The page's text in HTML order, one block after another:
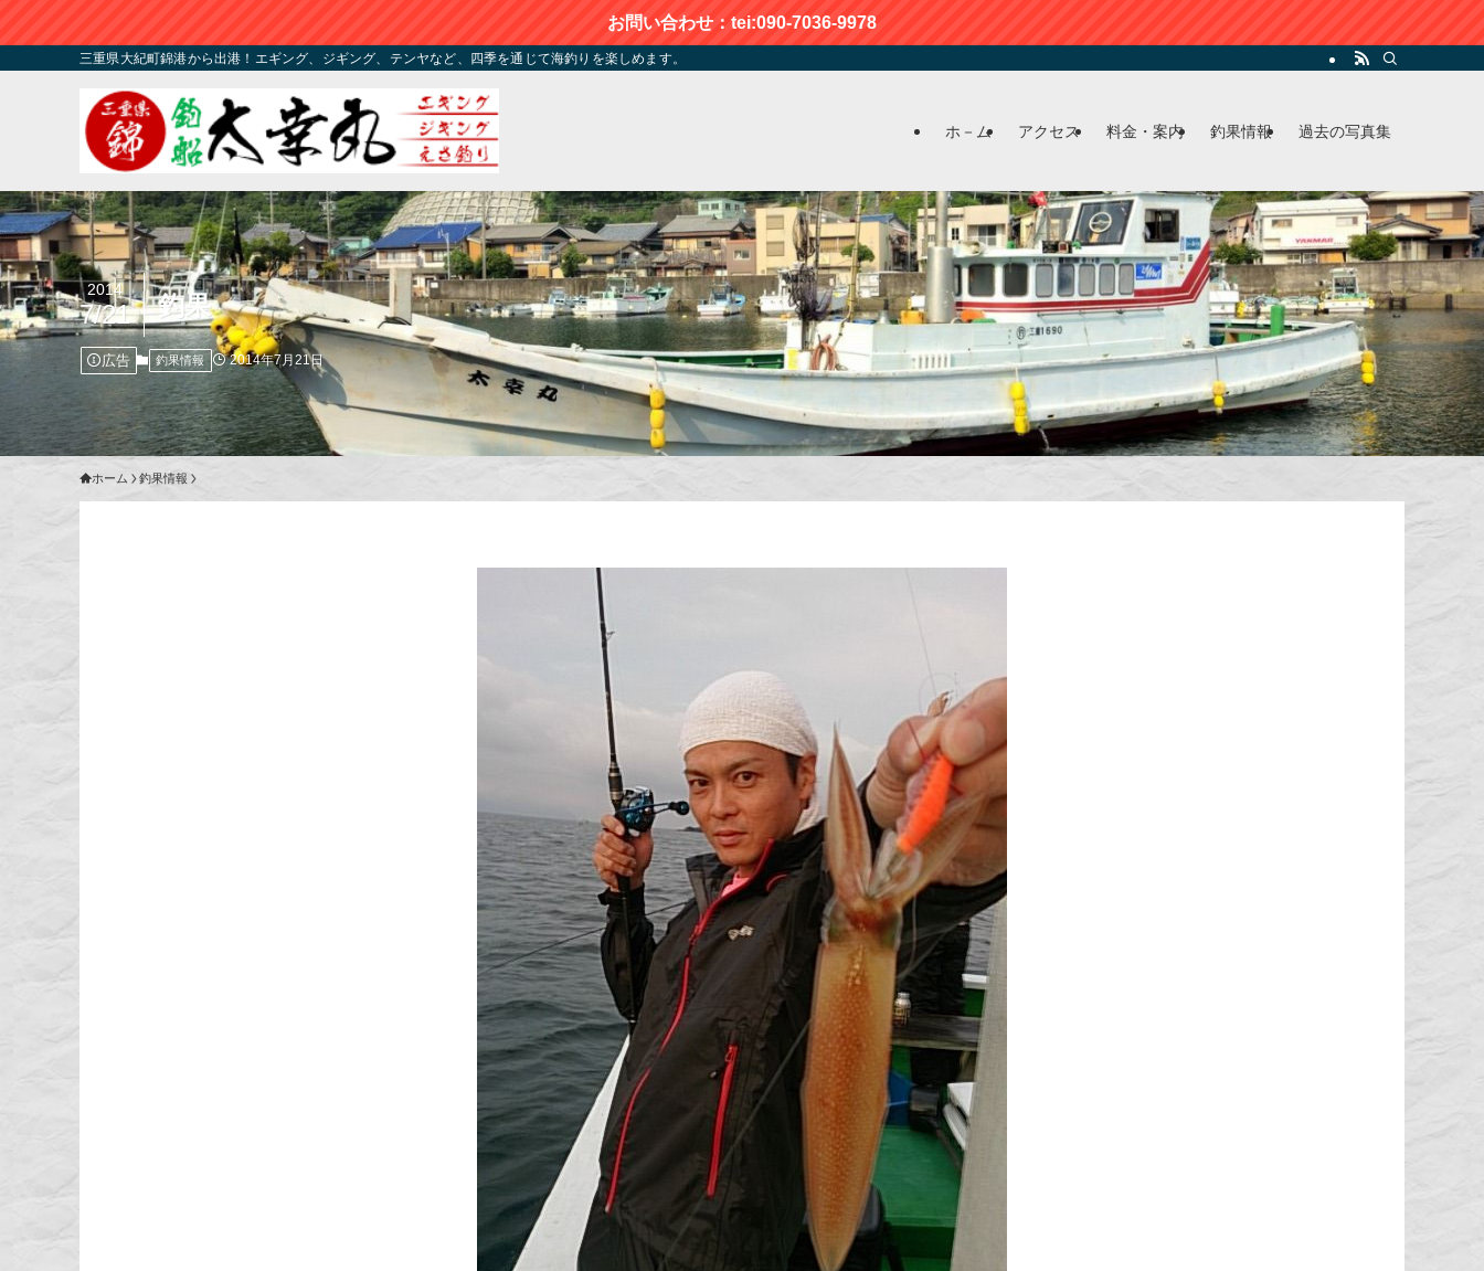
お問い合わせ：tei:090-7036-9978
三重県大紀町錦港から出港！エギング、ジギング、テンヤなど、四季を通じて海釣りを楽しめます。
ホ－ム アクセス 料金・案内 釣果情報 過去の写真集
釣果
2014
7/21
広告 釣果情報 2014年7月21日
ホーム 釣果情報